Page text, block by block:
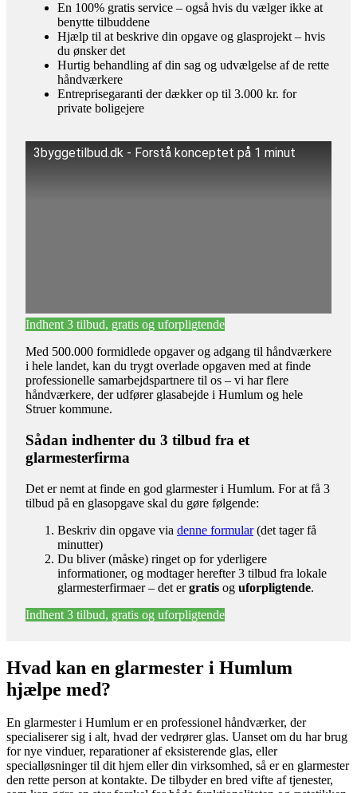
En 100% gratis service – også hvis du vælger ikke at
benytte tilbuddene
Hjælp til at beskrive din opgave og glasprojekt – hvis
du ønsker det
Hurtig behandling af din sag og udvælgelse af de rette
håndværkere
Entreprisegaranti der dækker op til 3.000 kr. for
private boligejere
3byggetilbud.dk - Forstå konceptet på 1 minut
Indhent 3 tilbud, gratis og uforpligtende
Med 500.000 formidlede opgaver og adgang til håndværkere
i hele landet, kan du trygt overlade opgaven med at finde
professionelle samarbejdspartnere til os – vi har flere
håndværkere, der udfører glasabejde i Humlum og hele
Struer kommune.
Sådan indhenter du 3 tilbud fra et
glarmesterfirma
Det er nemt at finde en god glarmester i Humlum. For at få 3
tilbud på en glasopgave skal du gøre følgende:
Beskriv din opgave via denne formular(det tager få
minutter)
Du bliver (måske) ringet op for yderligere
informationer, og modtager herefter 3 tilbud fra lokale
glarmesterfirmaer – det ergratis og uforpligtende.
Indhent 3 tilbud, gratis og uforpligtende
Hvad kan en glarmester i Humlum
hjælpe med?
En glarmester i Humlum er en professionel håndværker, der
specialiserer sig i alt, hvad der vedrører glas. Uanset om du har brug
for nye vinduer, reparationer af eksisterende glas, eller
specialløsninger til dit hjem eller din virksomhed, så er en glarmester
den rette person at kontakte. De tilbyder en bred vifte af tjenester,